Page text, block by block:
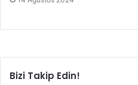
Bizi Takip Edin!